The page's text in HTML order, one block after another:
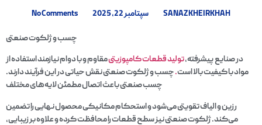
SANAZ KHEIRKHAH سپتامبر 22, 2025 No Comments
چسب و ژلکوت صنعتی
در صنایع پیشرفته،تولید قطعات کامپوزیتیمقاوم و با دوام نیازمند استفاده از
مواد با کیفیت بالا است.چسب و ژلکوت صنعتی نقش حیاتی در این فرآیند دارند.
چسب صنعتی باعث اتصال مطمئن لایه‌های مختلف
رزین و الیاف تقویتی می‌شود و استحکام مکانیکی محصول نهایی را تضمین
می‌کند. ژلکوت صنعتی نیز سطح قطعات را محافظت کرده و علاوه بر زیبایی،